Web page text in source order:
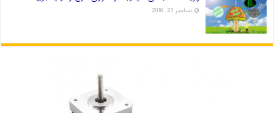
دسامبر 23, 2018